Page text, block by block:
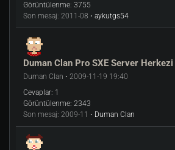
Görüntülenme: 3755
Son mesaj: 2011-08 • aykutgs54
Duman Clan Pro SXE Server
Duman Clan • 2009-11-19 19:40
Cevaplar: 1
Görüntülenme: 2343
Son mesaj: 2009-11 • Duman Clan